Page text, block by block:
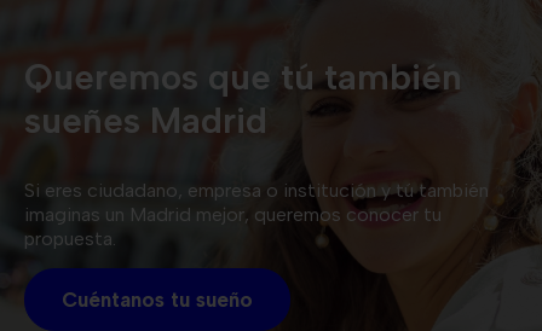
Queremos que tú también
sueñes Madrid
Si eres ciudadano, empresa o institución y tú también
imaginas un Madrid mejor, queremos conocer tu
propuesta.
Cuéntanos tu sueño